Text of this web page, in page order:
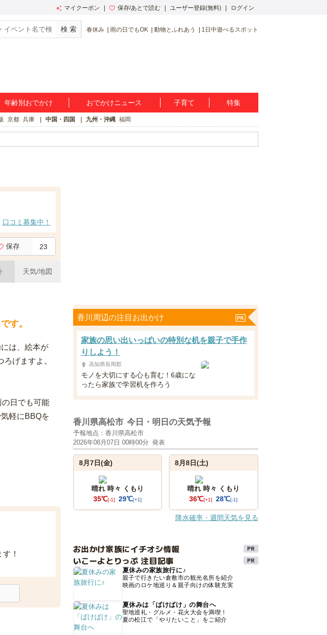
マイクーポン 保存/あとで読む ユーザー登録(無料) ログイン
春休み 雨の日でもOK 動物とふれあう 1日中遊べるスポット
年齢別おでかけ おでかけニュース 子育て 特集
京都 兵庫 中国・四国 九州・沖縄 福岡
口コミ募集中！
保存 23
天気/地図
す。
は、絵本が
げますよ。
日でも可能
軽にBBQを
！
香川周辺の注目お出かけ
家族の思い出いっぱいの特別な机を親子で手作
りしよう！
高知県長岡郡
モノを大切にする心も育む！6歳にな
ったら家族で学習机を作ろう
香川県高松市 今日・明日の天気予報
予報地点：香川県高松市
2026年08月07日 00時00分 発表
8月7日(金)
晴れ 時々 くもり
35℃[-1] 29℃[+1]
8月8日(土)
晴れ 時々 くもり
36℃[+1] 28℃[-1]
降水確率・週間天気を見る
お出かけ家族にイチオシ情報
いこーよとりっぷ 注目記事
夏休みの家族旅行に♪
親子で行きたい倉敷市の観光名所を紹介
映画のロケ地巡り＆親子向けの体験充実
夏休みは「ばけばけ」の舞台へ
聖地巡礼・グルメ・花火大会を満喫！
夏の松江で「やりたいこと」をご紹介